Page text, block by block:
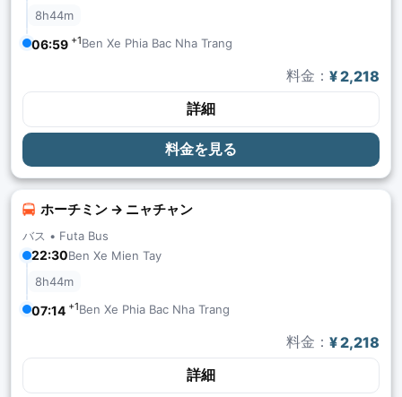
8h44m
06:59 +1Ben Xe Phia Bac Nha Trang
料金： ¥ 2,218
詳細
料金を見る
ホーチミン → ニャチャン
バス • Futa Bus
22:30Ben Xe Mien Tay
8h44m
07:14 +1Ben Xe Phia Bac Nha Trang
料金： ¥ 2,218
詳細